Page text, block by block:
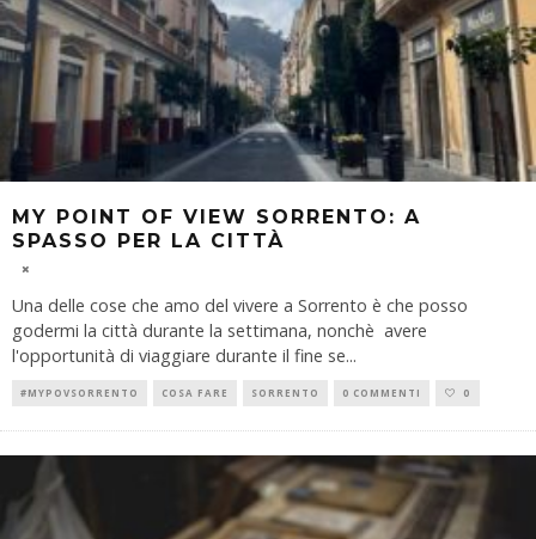
MY POINT OF VIEW SORRENTO: A
SPASSO PER LA CITTÀ
Una delle cose che amo del vivere a Sorrento è che posso
godermi la città durante la settimana, nonchè avere
l'opportunità di viaggiare durante il fine se...
#MYPOVSORRENTO COSA FARE SORRENTO 0 COMMENTI 0